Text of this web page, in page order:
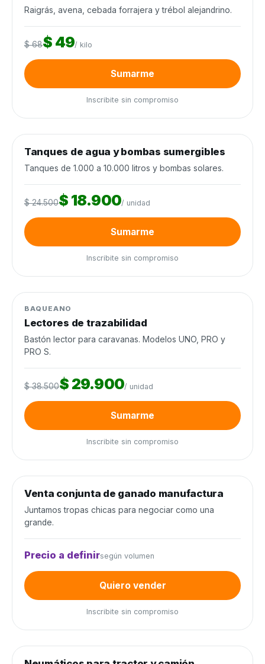
Cierra en 6d
Raigrás, avena, cebada forrajera y trébol alejandrino.
$ 68$ 49/ kilo
Sumarme
Inscribite sin compromiso
Agua y riego
−23%
Cierra en 9d
Tanques de agua y bombas sumergibles
Tanques de 1.000 a 10.000 litros y bombas solares.
$ 24.500$ 18.900/ unidad
Sumarme
Inscribite sin compromiso
Manejo de ganado
BAQUEANO
Lectores de trazabilidad
Bastón lector para caravanas. Modelos UNO, PRO y
PRO S.
$ 38.500$ 29.900/ unidad
Sumarme
Inscribite sin compromiso
Venta conjunta
Venta conjunta de ganado manufactura
Juntamos tropas chicas para negociar como una
grande.
Precio a definirsegún volumen
Quiero vender
Inscribite sin compromiso
Neumáticos y baterías